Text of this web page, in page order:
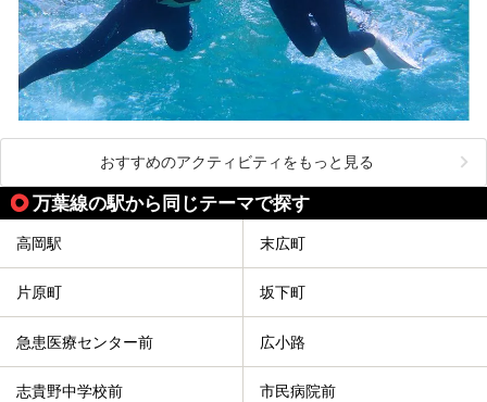
おすすめのアクティビティをもっと見る
万葉線の駅から同じテーマで探す
高岡駅 末広町
片原町 坂下町
急患医療センター前 広小路
志貴野中学校前 市民病院前